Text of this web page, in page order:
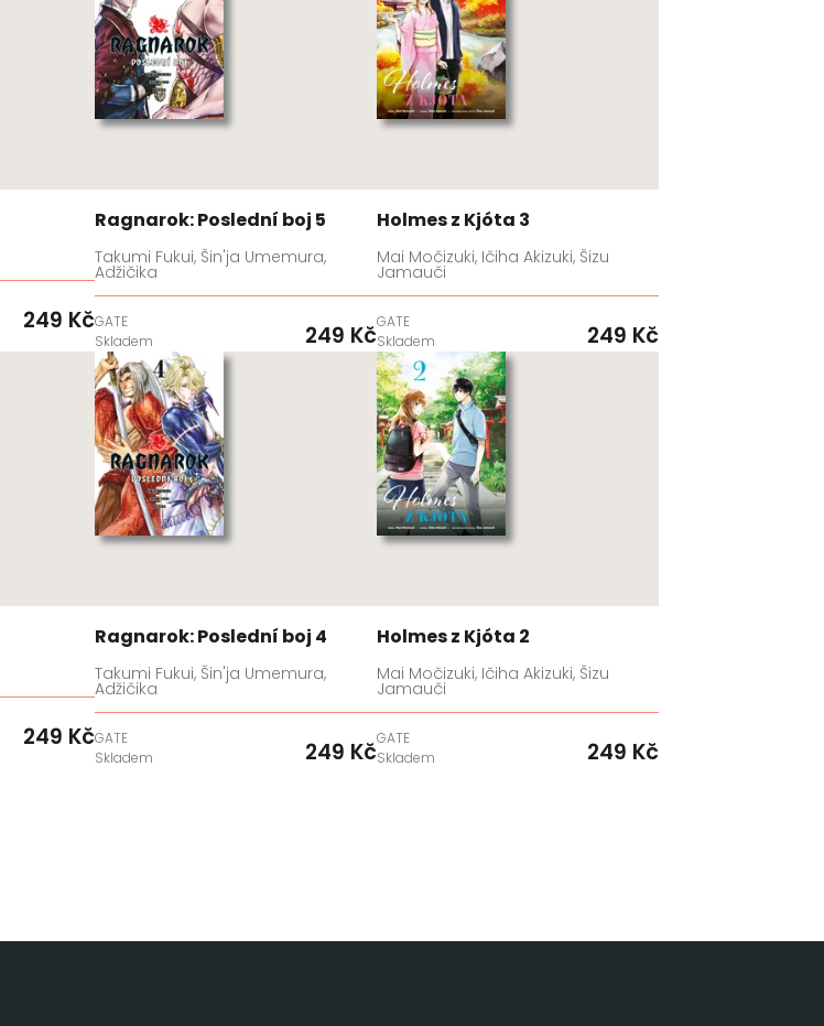
249 Kč
Ragnarok: Poslední boj 5
Takumi Fukui, Šin'ja Umemura,
Adžičika
GATE
Skladem
249 Kč
Holmes z Kjóta 3
Mai Močizuki, Ičiha Akizuki, Šizu
Jamauči
GATE
Skladem
249 Kč
249 Kč
Ragnarok: Poslední boj 4
Takumi Fukui, Šin'ja Umemura,
Adžičika
GATE
Skladem
249 Kč
Holmes z Kjóta 2
Mai Močizuki, Ičiha Akizuki, Šizu
Jamauči
GATE
Skladem
249 Kč